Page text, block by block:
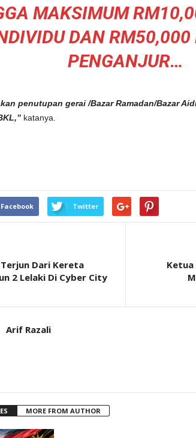
MAKSIMUM
DAN RM50,000
PENGANJUR…
penutupan gerai /Bazar Ramadan/Bazar
katanya.
Facebook Twitter
Dari Kereta
2 Lelaki Di Cyber City
Ketua
Arif Razali
MORE FROM AUTHOR